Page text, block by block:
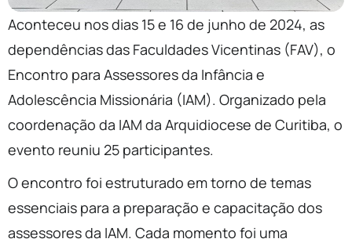
Aconteceu nos dias 15 e 16 de junho de 2024, as
dependências das Faculdades Vicentinas (FAV), o
Encontro para Assessores da Infância e
Adolescência Missionária (IAM). Organizado pela
coordenação da IAM da Arquidiocese de Curitiba, o
evento reuniu 25 participantes.
O encontro foi estruturado em torno de temas
essenciais para a preparação e capacitação dos
assessores da IAM. Cada momento foi uma